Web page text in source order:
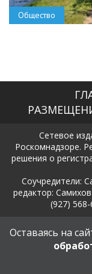
Общество
Сетевое
Роскомнадзоре.
решения о
Соучредители:
редактор:
(927)
Политика в
Оставаясь на